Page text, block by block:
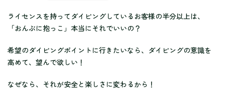
ライセンスを持ってダイビングしているお客様の半分以上は、
「おんぶに抱っこ」本当にそれでいいの？
希望のダイビングポイントに行きたいなら、ダイビングの意識を
高めて、望んで欲しい！
なぜなら、それが安全と楽しさに変わるから！